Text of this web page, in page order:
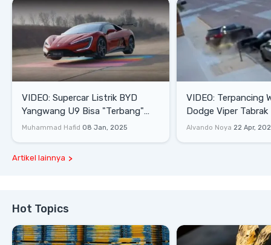
VIDEO: Supercar Listrik BYD
Yangwang U9 Bisa "Terbang"
Lewati Rintangan
Muhammad Hafid 08 Jan, 2025
VIDEO: Terpancing
Dodge Viper Tabrak
Saat Burnout
Alvando Noya 22 Apr,
Artikel lainnya
Hot Topics